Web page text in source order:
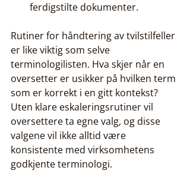
ferdigstilte dokumenter.
Rutiner for håndtering av tvilstilfeller
er like viktig som selve
terminologilisten. Hva skjer når en
oversetter er usikker på hvilken term
som er korrekt i en gitt kontekst?
Uten klare eskaleringsrutiner vil
oversettere ta egne valg, og disse
valgene vil ikke alltid være
konsistente med virksomhetens
godkjente terminologi.